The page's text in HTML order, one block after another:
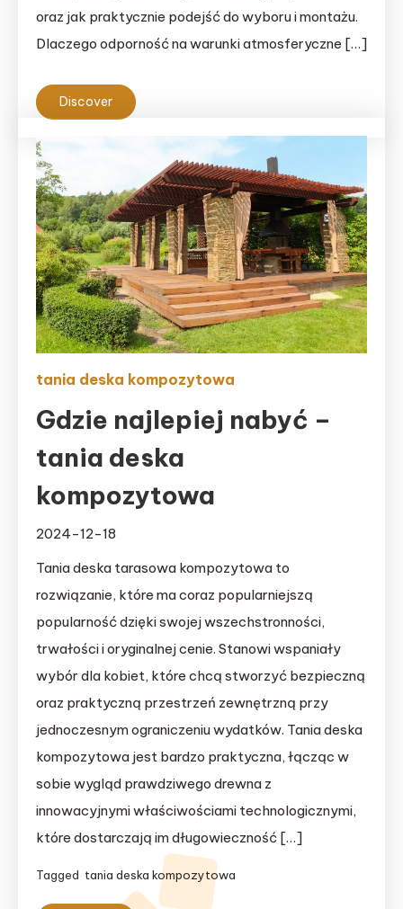
oraz jak praktycznie podejść do wyboru i montażu.
Dlaczego odporność na warunki atmosferyczne […]
Discover
tania deska kompozytowa
Gdzie najlepiej nabyć –
tania deska
kompozytowa
2024-12-18
Tania deska tarasowa kompozytowa to
rozwiązanie, które ma coraz popularniejszą
popularność dzięki swojej wszechstronności,
trwałości i oryginalnej cenie. Stanowi wspaniały
wybór dla kobiet, które chcą stworzyć bezpieczną
oraz praktyczną przestrzeń zewnętrzną przy
jednoczesnym ograniczeniu wydatków. Tania deska
kompozytowa jest bardzo praktyczna, łącząc w
sobie wygląd prawdziwego drewna z
innowacyjnymi właściwościami technologicznymi,
które dostarczają im długowieczność […]
Tagged tania deska kompozytowa